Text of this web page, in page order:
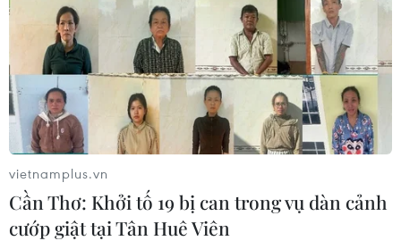
#Giá dầu #OPEC
#Họp bất thường
#Cắt giảm sản lượng
#Tin nóng
#Tin mới
#Tin thời sự
#Thời sự trong ngày
#VietnamPlus
vietnamplus.vn
Cần Thơ: Khởi tố 19 bị can trong vụ dàn cảnh
cướp giật tại Tân Huê Viên